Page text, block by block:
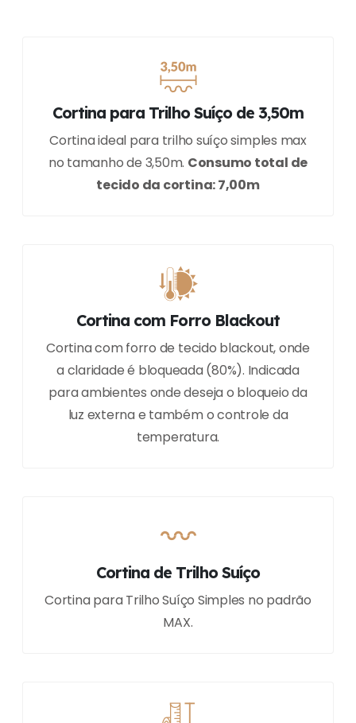
Cortina para Trilho Suíço de 3,50m
Cortina ideal para trilho suíço simples max
no tamanho de 3,50m. Consumo total de
tecido da cortina: 7,00m
Cortina com Forro Blackout
Cortina com forro de tecido blackout, onde
a claridade é bloqueada (80%). Indicada
para ambientes onde deseja o bloqueio da
luz externa e também o controle da
temperatura.
Cortina de Trilho Suíço
Cortina para Trilho Suíço Simples no padrão
MAX.